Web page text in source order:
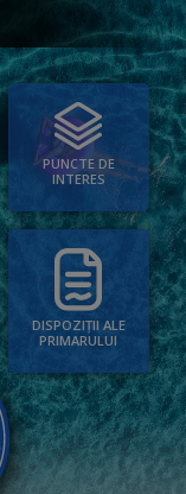
PUNCTE DE
INTERES
DISPOZIȚII ALE
PRIMARULUI